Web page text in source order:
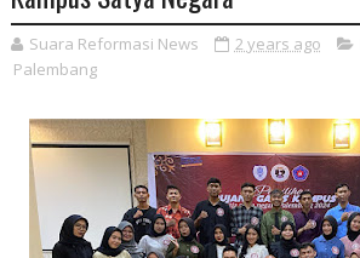
Suara Reformasi News 2 years ago
Palembang